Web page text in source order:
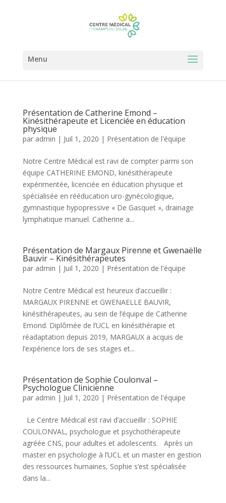
Présentation de Catherine Emond –
Kinésithérapeute et Licenciée en éducation
physique
par admin | Juil 1, 2020 | Présentation de l'équipe
Notre Centre Médical est ravi de compter parmi son
équipe CATHERINE EMOND, kinésithérapeute
expérimentée, licenciée en éducation physique et
spécialisée en rééducation uro-gynécologique,
gymnastique hypopressive « De Gasquet », drainage
lymphatique manuel. Catherine a...
Présentation de Margaux Pirenne et Gwenaëlle
Bauvir – Kinésithérapeutes
par admin | Juil 1, 2020 | Présentation de l'équipe
Notre Centre Médical est heureux d’accueillir :
MARGAUX PIRENNE et GWENAELLE BAUVIR,
kinésithérapeutes, au sein de l’équipe de Catherine
Emond. Diplômée de l’UCL en kinésithérapie et
réadaptation depuis 2019, MARGAUX a acquis de
l’expérience lors de ses stages et...
Présentation de Sophie Coulonval –
Psychologue Clinicienne
par admin | Juil 1, 2020 | Présentation de l'équipe
Le Centre Médical est ravi d’accueillir : SOPHIE
COULONVAL, psychologue et psychothérapeute
agréée CNS, pour adultes et adolescents. Après un
master en psychologie à l’UCL et un master en gestion
des ressources humaines, Sophie s’est spécialisée
dans la...